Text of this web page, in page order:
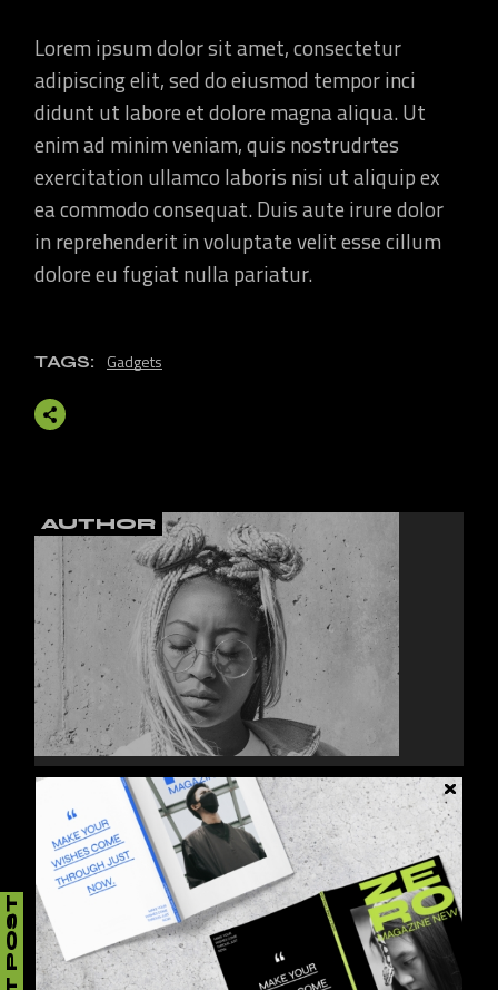
Lorem ipsum dolor sit amet, consectetur
adipiscing elit, sed do eiusmod tempor inci
didunt ut labore et dolore magna aliqua. Ut
enim ad minim veniam, quis nostrudrtes
exercitation ullamco laboris nisi ut aliquip ex
ea commodo consequat. Duis aute irure dolor
in reprehenderit in voluptate velit esse cillum
dolore eu fugiat nulla pariatur.
TAGS: Gadgets
AUTHOR
JESSY HOWLS
Lorem ipsum dolor sit amet, consectetur
adipiscing elit, sed do eiusmod tempor inci.